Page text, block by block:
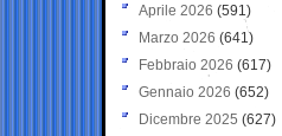
Aprile 2026 (591)
Marzo 2026 (641)
Febbraio 2026 (617)
Gennaio 2026 (652)
Dicembre 2025 (627)